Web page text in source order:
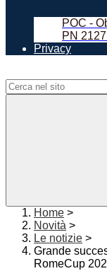
POC -
PN
Privacy
Home >
Novità >
Le notizie >
Grande
RomeCup